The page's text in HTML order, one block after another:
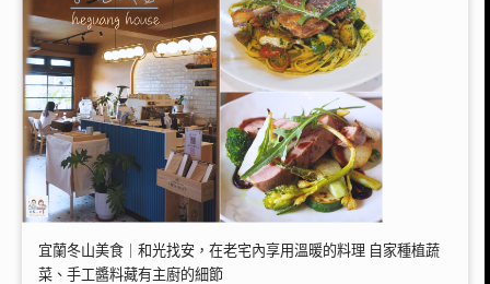
宜蘭冬山美食｜和光找安，在老宅內享用溫暖的料理 自家種植蔬
菜、手工醬料藏有主廚的細節